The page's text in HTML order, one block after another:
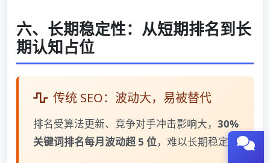
六、长期稳定性：从短期排名到长
期认知占位
传统 SEO：波动大，易被替代
排名受算法更新、竞争对手冲击影响大， 30%
关键词排名每月波动超 5 位，难以长期稳定。